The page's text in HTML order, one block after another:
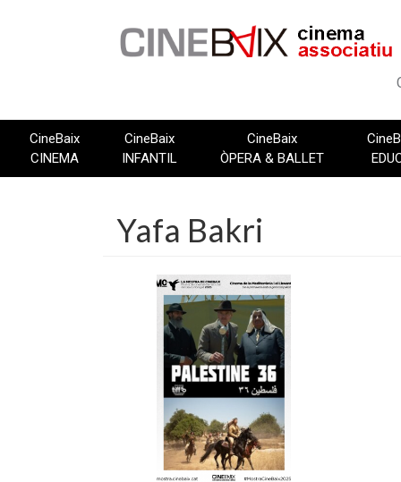
CineBaix
CINEMA
CineBaix
INFANTIL
CineBaix
ÒPERA & BALLET
Yafa Bakri